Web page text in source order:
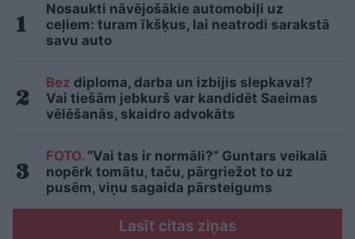
Nosaukti nāvējošākie automobiļi uz
ceļiem: turam īkšķus, lai neatrodi sarakstā
savu auto
Bez diploma, darba un izbijis slepkava!?
Vai tiešām jebkurš var kandidēt Saeimas
vēlēšanās, skaidro advokāts
FOTO. “Vai tas ir normāli?” Guntars veikalā
nopērk tomātu, taču, pārgriežot to uz
pusēm, viņu sagaida pārsteigums
Lasīt citas ziņas